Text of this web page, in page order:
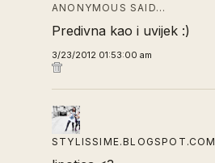
ANONYMOUS SAID…
Predivna kao i uvijek :)
3/23/2012 01:53:00 am
STYLISSIME.BLOGSPOT.COM